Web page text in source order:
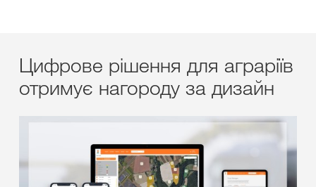
Цифрове рішення для аграріїв
отримує нагороду за дизайн